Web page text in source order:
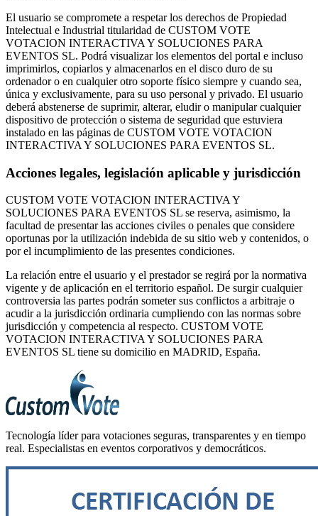
El usuario se compromete a respetar los derechos de Propiedad
Intelectual e Industrial titularidad de CUSTOM VOTE
VOTACION INTERACTIVA Y SOLUCIONES PARA
EVENTOS SL. Podrá visualizar los elementos del portal e incluso
imprimirlos, copiarlos y almacenarlos en el disco duro de su
ordenador o en cualquier otro soporte físico siempre y cuando sea,
única y exclusivamente, para su uso personal y privado. El usuario
deberá abstenerse de suprimir, alterar, eludir o manipular cualquier
dispositivo de protección o sistema de seguridad que estuviera
instalado en las páginas de CUSTOM VOTE VOTACION
INTERACTIVA Y SOLUCIONES PARA EVENTOS SL.
Acciones legales, legislación aplicable y jurisdicción
CUSTOM VOTE VOTACION INTERACTIVA Y
SOLUCIONES PARA EVENTOS SL se reserva, asimismo, la
facultad de presentar las acciones civiles o penales que considere
oportunas por la utilización indebida de su sitio web y contenidos, o
por el incumplimiento de las presentes condiciones.
La relación entre el usuario y el prestador se regirá por la normativa
vigente y de aplicación en el territorio español. De surgir cualquier
controversia las partes podrán someter sus conflictos a arbitraje o
acudir a la jurisdicción ordinaria cumpliendo con las normas sobre
jurisdicción y competencia al respecto. CUSTOM VOTE
VOTACION INTERACTIVA Y SOLUCIONES PARA
EVENTOS SL tiene su domicilio en MADRID, España.
Tecnología líder para votaciones seguras, transparentes y en tiempo
real. Especialistas en eventos corporativos y democráticos.